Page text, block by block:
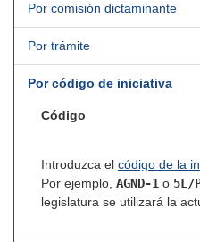
Por comisión dictaminante
Por trámite
Por código de iniciativa
Código
Introduzca el código de la
Por ejemplo, AGND-1 o 5L/
legislatura se utilizará la